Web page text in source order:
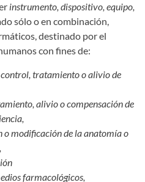
instrumento, dispositivo, equipo,
sólo o en combinación,
destinado por el
con fines de:
tratamiento o alivio de
alivio o compensación de
o modificación de la anatomía o
farmacológicos,